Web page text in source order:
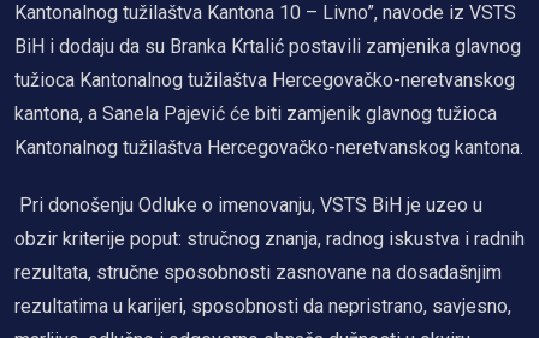
Kantonalnog tužilaštva Kantona 10 – Livno”, navode iz VSTS
BiH i dodaju da su Branka Krtalić postavili zamjenika glavnog
tužioca Kantonalnog tužilaštva Hercegovačko-neretvanskog
kantona, a Sanela Pajević će biti zamjenik glavnog tužioca
Kantonalnog tužilaštva Hercegovačko-neretvanskog kantona.
Pri donošenju Odluke o imenovanju, VSTS BiH je uzeo u
obzir kriterije poput: stručnog znanja, radnog iskustva i radnih
rezultata, stručne sposobnosti zasnovane na dosadašnjim
rezultatima u karijeri, sposobnosti da nepristrano, savjesno,